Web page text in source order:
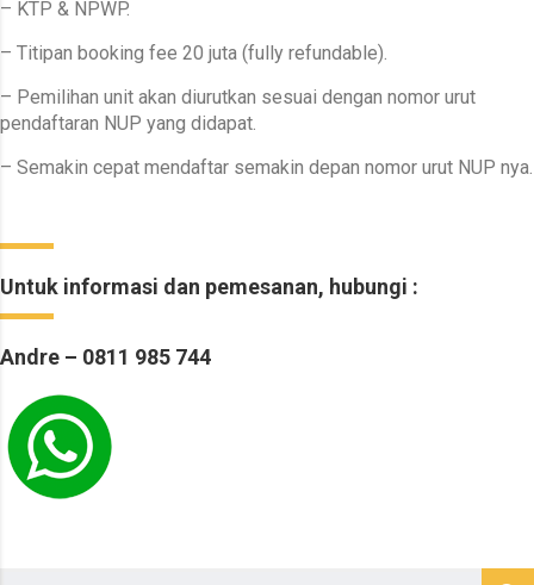
– KTP & NPWP.
– Titipan booking fee 20 juta (fully refundable).
– Pemilihan unit akan diurutkan sesuai dengan nomor urut
pendaftaran NUP yang didapat.
– Semakin cepat mendaftar semakin depan nomor urut NUP nya.
Untuk informasi dan pemesanan, hubungi :
Andre – 0811 985 744